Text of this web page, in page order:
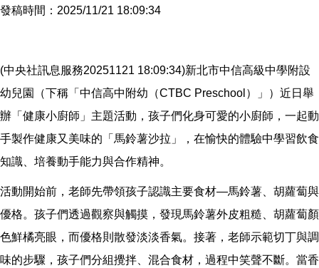
發稿時間：2025/11/21 18:09:34
(中央社訊息服務20251121 18:09:34)新北市中信高級中學附設
幼兒園（下稱「中信高中附幼（CTBC Preschool）」）近日舉
辦「健康小廚師」主題活動，孩子們化身可愛的小廚師，一起動
手製作健康又美味的「馬鈴薯沙拉」，在愉快的體驗中學習飲食
知識、培養動手能力與合作精神。
活動開始前，老師先帶領孩子認識主要食材—馬鈴薯、胡蘿蔔與
優格。孩子們透過觀察與觸摸，發現馬鈴薯外皮粗糙、胡蘿蔔顏
色鮮橘亮眼，而優格則散發淡淡香氣。接著，老師示範切丁與調
味的步驟，孩子們分組攪拌、混合食材，過程中笑聲不斷。當香